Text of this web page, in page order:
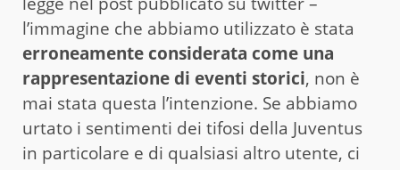
l’immagine che abbiamo utilizzato è stata
erroneamente considerata come una
rappresentazione di eventi storici, non è
mai stata questa l’intenzione. Se abbiamo
urtato i sentimenti dei tifosi della Juventus
in particolare e di qualsiasi altro utente, ci